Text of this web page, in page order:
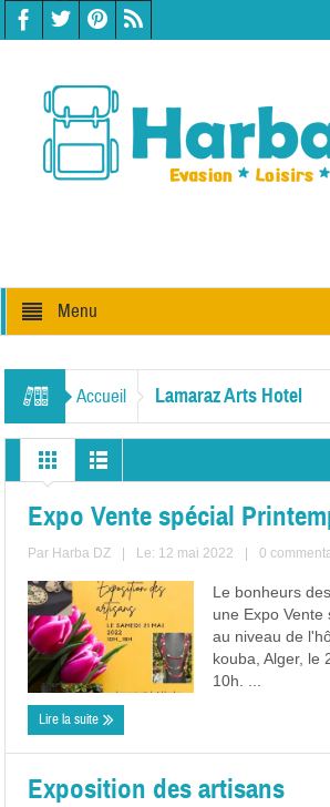
Menu
Accueil Lamaraz Arts Hotel
Expo Vente spécial
Par Harba DZ Le: 12 mai 2022 0
Le bonheurs
une Expo
au niveau de
kouba, Alger, le
10h. ...
Lire la suite
Exposition des artisans